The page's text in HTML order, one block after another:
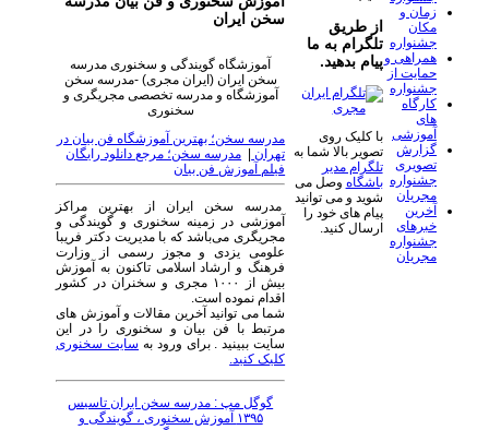
سخن ایران
آموزشگاه گویندگی و سخنوری مدرسه
سخن ایران (ایران مجری) -مدرسه سخن
آموزشگاه و مدرسه تخصصی مجریگری و
سخنوری
مدرسه سخن؛ بهترین آموزشگاه فن بیان در
تهران
مدرسه سخن؛ مرجع دانلود رایگان
فیلم آموزش فن بیان
مدرسه سخن ایران از بهترین مراکز
آموزشی در زمینه سخنوری و گویندگی و
مجریگری می‌باشد که با مدیریت دکتر فریبا
علومی یزدی و مجوز رسمی از وزارت
فرهنگ و ارشاد اسلامی تاکنون به آموزش
بیش از ۱۰۰۰ مجری و سخنران در کشور
اقدام نموده است.
شما می توانید آخرین مقالات و آموزش های
مرتبط با فن بیان و سخنوری را در این
سایت ببینید . برای ورود به سایت سخنوری
کلیک کنید.
گوگل مپ : مدرسه سخن ایران تاسیس
۱۳۹۵ آموزش سخنوری ، گویندگی و
از طریق
تلگرام به ما
پیام بدهید.
با کلیک روی
تصویر بالا شما به
تلگرام مدیر
باشگاه وصل می
شوید و می توانید
پیام های خود را
ارسال کنید.
زمان و
مکان
جشنواره
همراهی و
حمایت از
جشنواره
کارگاه
های
آموزشی
گزارش
تصویری
جشنواره
مجریان
آخرین
خبرهای
جشنواره
مجریان